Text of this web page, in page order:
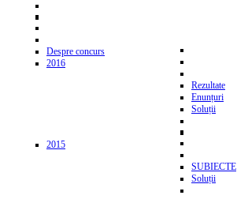
Despre concurs
2016
Rezultate
Enunțuri
Soluții
2015
SUBIECTE
Soluții